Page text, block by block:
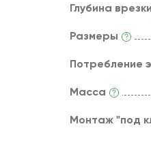
Глубина врезки
Размеры
Потребление
Масса
Монтаж "под